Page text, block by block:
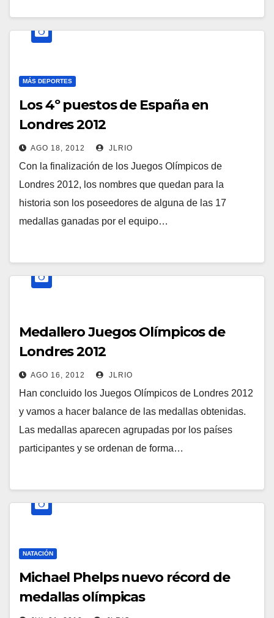
MÁS DEPORTES
Los 4º puestos de España en
Londres 2012
AGO 18, 2012 JLRIO
Con la finalización de los Juegos Olímpicos de
Londres 2012, los nombres que quedan para la
historia son los poseedores de alguna de las 17
medallas ganadas por el equipo…
Medallero Juegos Olímpicos de
Londres 2012
AGO 16, 2012 JLRIO
Han concluido los Juegos Olímpicos de Londres 2012
y vamos a hacer balance de las medallas obtenidas.
Las medallas aparecen agrupadas por los países
participantes y se ordenan de forma…
NATACIÓN
Michael Phelps nuevo récord de
medallas olímpicas